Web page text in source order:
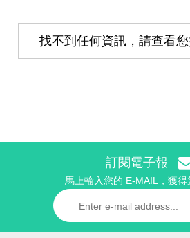
找不到任何資訊，請查看
訂閱電子報
馬上輸入您的 E-MAIL，獲得